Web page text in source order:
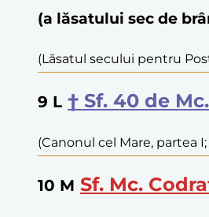
(a lăsatului sec de
(Lăsatul secului pentru
9 L † Sf. 40 de
(Canonul cel Mare, partea
10 M Sf. Mc.